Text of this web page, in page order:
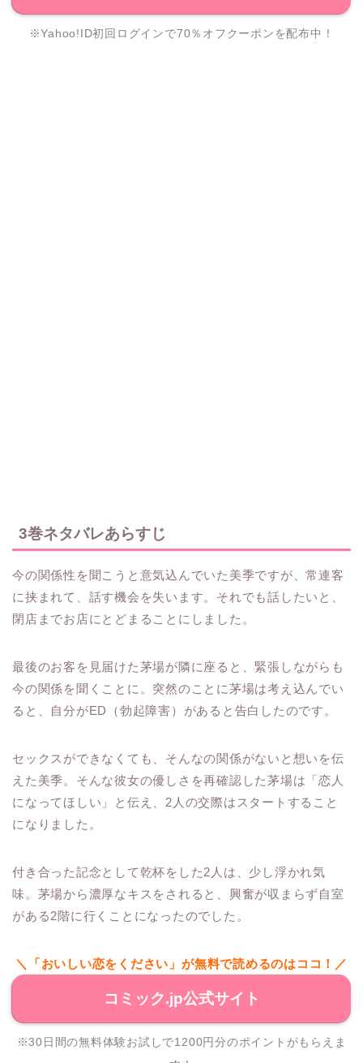
※Yahoo!ID初回ログインで70％オフクーポンを配布中！
3巻ネタバレあらすじ
今の関係性を聞こうと意気込んでいた美季ですが、常連客
に挟まれて、話す機会を失います。それでも話したいと、
閉店までお店にとどまることにしました。
最後のお客を見届けた茅場が隣に座ると、緊張しながらも
今の関係を聞くことに。突然のことに茅場は考え込んでい
ると、自分がED（勃起障害）があると告白したのです。
セックスができなくても、そんなの関係がないと想いを伝
えた美季。そんな彼女の優しさを再確認した茅場は「恋人
になってほしい」と伝え、2人の交際はスタートすること
になりました。
付き合った記念として乾杯をした2人は、少し浮かれ気
味。茅場から濃厚なキスをされると、興奮が収まらず自室
がある2階に行くことになったのでした。
＼「おいしい恋をください」が無料で読めるのはココ！／
コミック.jp公式サイト
※30日間の無料体験お試しで1200円分のポイントがもらえま